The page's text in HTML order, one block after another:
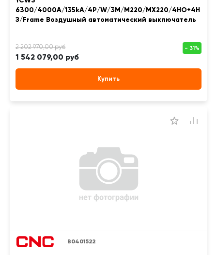
6300/4000A/135kA/4P/W/3M/M220/MX220/4НО+4Н
З/Frame Воздушный автоматический выключатель
1 542 079,00 руб
Купить
B0401522